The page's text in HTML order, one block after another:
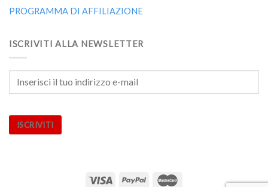
PROGRAMMA DI AFFILIAZIONE
ISCRIVITI ALLA NEWSLETTER
ISCRIVITI